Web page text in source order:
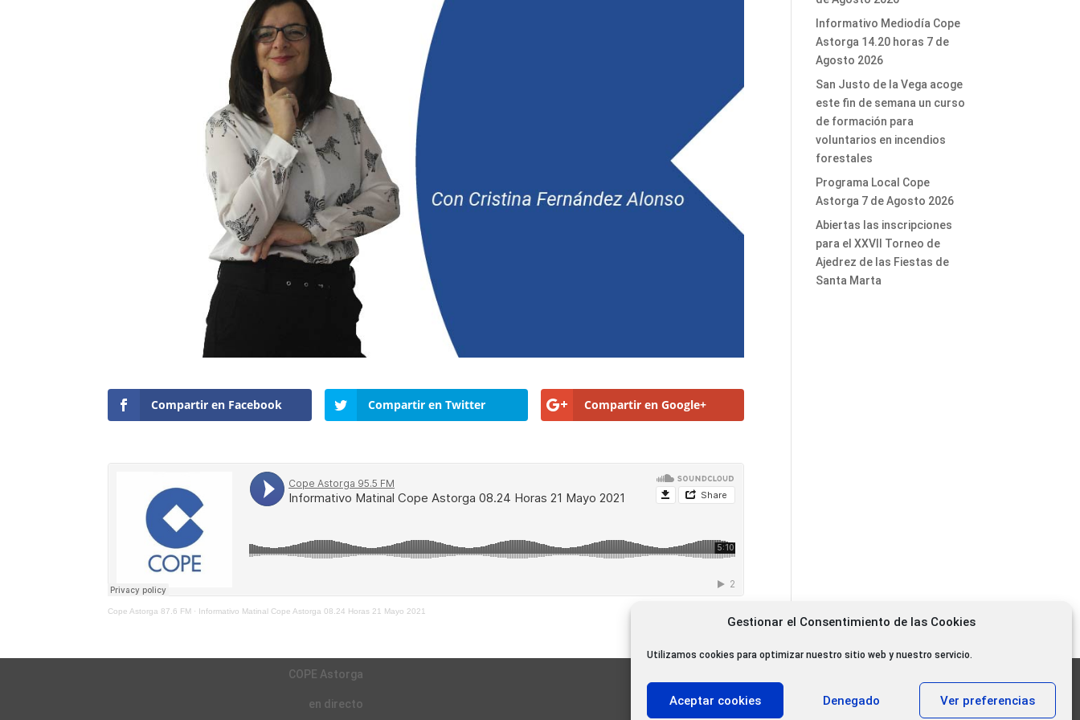
Gestionar el Consentimiento de las Cookies
Utilizamos cookies para optimizar nuestro sitio web y nuestro servicio.
Aceptar cookies Denegado Ver preferencias
Compartir en Facebook Compartir en Twitter Compartir en Google+
Cope Astorga 87.6 FM · Informativo Matinal Cope Astorga 08.24 Horas 21 Mayo 2021
Informativo Mediodía Cope
Astorga 14.20 horas 7 de
Agosto 2026
San Justo de la Vega acoge
este fin de semana un curso
de formación para
voluntarios en incendios
forestales
Programa Local Cope
Astorga 7 de Agosto 2026
Abiertas las inscripciones
para el XXVII Torneo de
Ajedrez de las Fiestas de
Santa Marta
COPE Astorga
en directo 11.000 Gracias